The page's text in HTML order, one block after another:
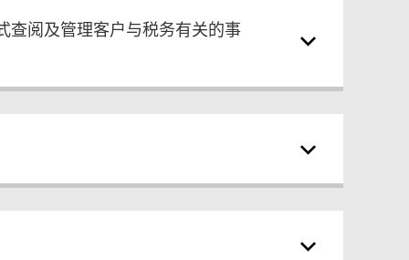
查阅及管理客户与税务有关的事